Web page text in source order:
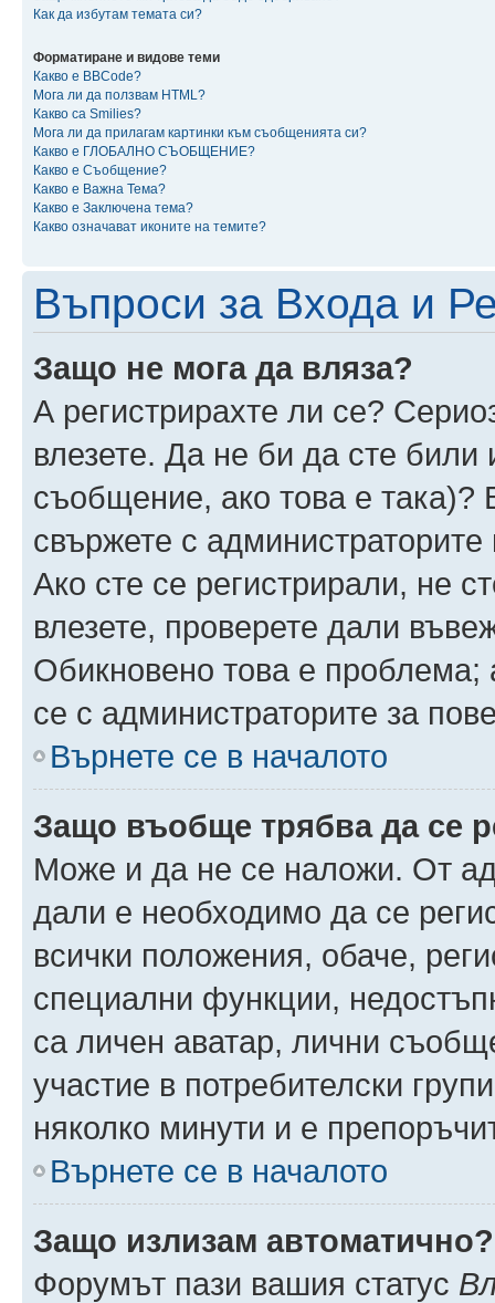
Как да избутам темата си?
Форматиране и видове теми
Какво е BBCode?
Мога ли да ползвам HTML?
Какво са Smilies?
Мога ли да прилагам картинки към съобщенията си?
Какво е ГЛОБАЛНО СЪОБЩЕНИЕ?
Какво е Съобщение?
Какво е Важна Тема?
Какво е Заключена тема?
Какво означават иконите на темите?
Въпроси за Входа и
Защо не мога да вляза?
А регистрирахте ли се?
влезете. Да не би да сте
съобщение, ако това е така)?
свържете с
Ако сте се регистрирали, не
влезете, проверете дали
Обикновено това е проблема;
се с администраторите за
Върнете се в началото
Защо въобще трябва да се
Може и да не се наложи. От
дали е необходимо да се
всички положения, обаче,
специални функции,
са личен аватар, лични
участие в потребителски
няколко минути и е
Върнете се в началото
Защо излизам автоматично?
Форумът пази вашия статус